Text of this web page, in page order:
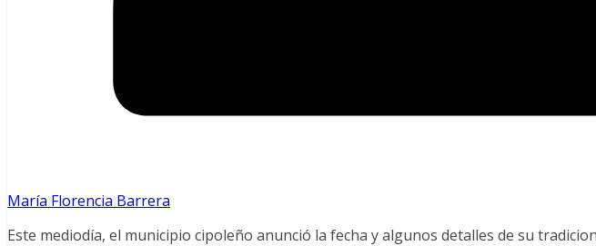
María Florencia Barrera
Este mediodía, el municipio cipoleño anunció la fecha y algunos detalles de su